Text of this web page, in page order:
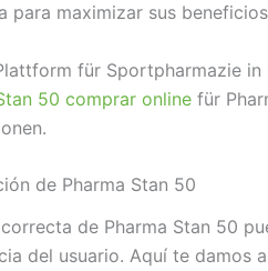
para maximizar sus
für Sportpharmazie
50 comprar online für
de Pharma Stan 50
de Pharma Stan 50
del usuario. Aquí te damos